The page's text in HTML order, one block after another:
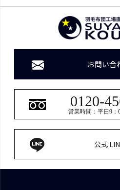
お問い合
0120-
営業時間：平日9：
公式